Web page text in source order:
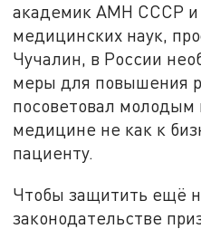
академик АМН СССР и
медицинских наук,
Чучалин, в России
меры для повышения
посоветовал молодым
медицине не как к
пациенту.
Чтобы защитить ещё
законодательстве